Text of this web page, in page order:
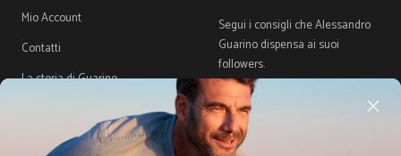
Mio Account
Contatti
La storia di Guarino
Guida Taglie
Segui i consigli che Alessandro
Guarino dispensa ai suoi
followers.